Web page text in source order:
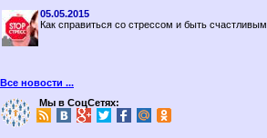
05.05.2015
Как справиться со стрессом и быть счастливым
Все новости ...
Мы в СоцСетях: